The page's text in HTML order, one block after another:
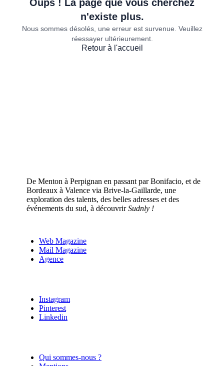
De Menton à Perpignan en passant par Bonifacio, et de
Bordeaux à Valence via Brive-la-Gaillarde, une
exploration des talents, des belles adresses et des
événements du sud, à découvrirSudnly !
Web Magazine
Mail Magazine
Agence
Instagram
Pinterest
Linkedin
Qui sommes-nous ?